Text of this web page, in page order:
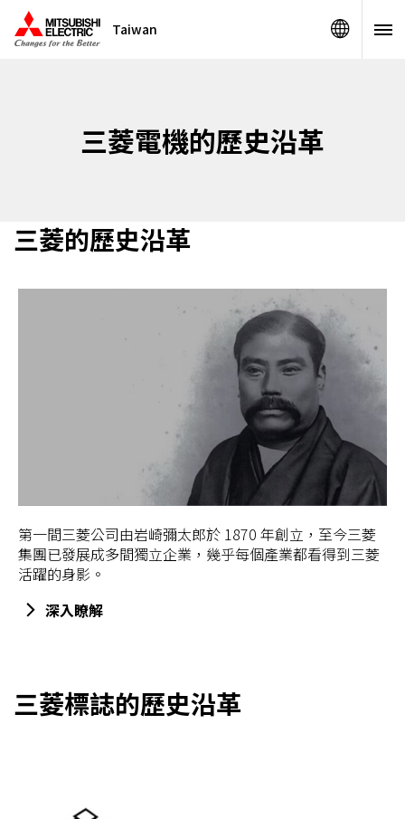
Taiwan
三菱電機的歷史沿革
三菱的歷史沿革
第一間三菱公司由岩崎彌太郎於 1870 年創立，至今三菱
集團已發展成多間獨立企業，幾乎每個產業都看得到三菱
活躍的身影。
深入瞭解
三菱標誌的歷史沿革